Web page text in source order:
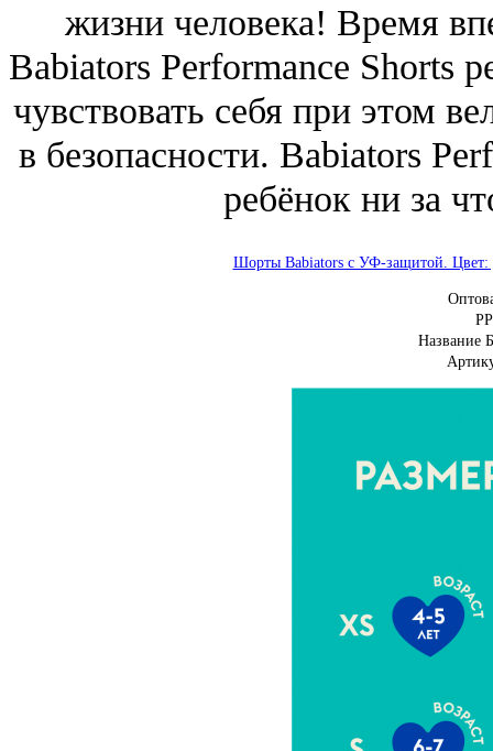
жизни человека! Время
Babiators Performance Shorts
чувствовать себя при этом
в безопасности. Babiators
ребёнок ни за
Шорты Babiators с УФ-защитой. Цвет:
Название